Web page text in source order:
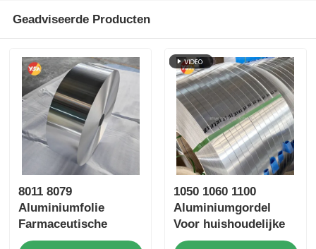
Geadviseerde Producten
8011 8079
Aluminiumfolie
Farmaceutische
Aluminium
1050 1060 1100
Aluminiumgordel
Voor huishoudelijke
apparaten